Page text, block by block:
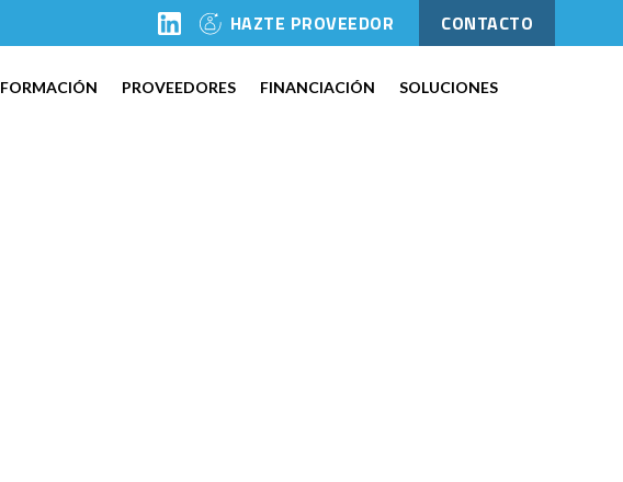
HAZTE PROVEEDOR CONTACTO
FORMACIÓN PROVEEDORES FINANCIACIÓN SOLUCIONES